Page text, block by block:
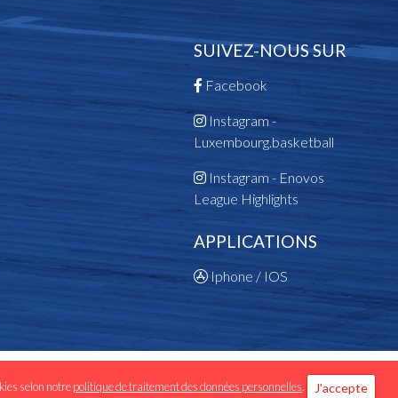
SUIVEZ-NOUS SUR
Facebook
Instagram -
Luxembourg.basketball
Instagram - Enovos
League Highlights
APPLICATIONS
Iphone / IOS
personnelles
selon notrepolitique de traitement des données personnelles. J'accepte